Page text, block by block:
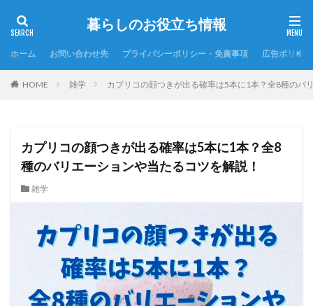
暮らしのお役立ち情報
ホーム お問い合わせ先 プライバシーポリシー・免責事項 広告ポリシー
HOME 雑学 カプリコの顔つきが出る確率は5本に1本？全8種のバ
カプリコの顔つきが出る確率は5本に1本？全8
種のバリエーションや当たるコツを解説！
雑学